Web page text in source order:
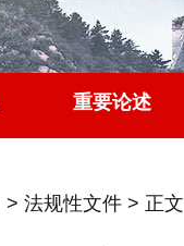
重要论述
> 法规性文件 > 正文